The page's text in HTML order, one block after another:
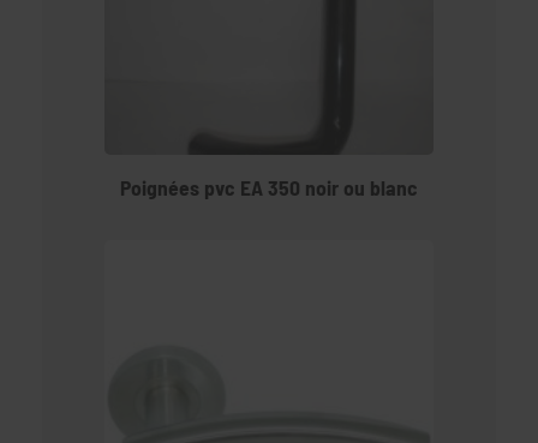
Poignées pvc EA 350 noir ou blanc